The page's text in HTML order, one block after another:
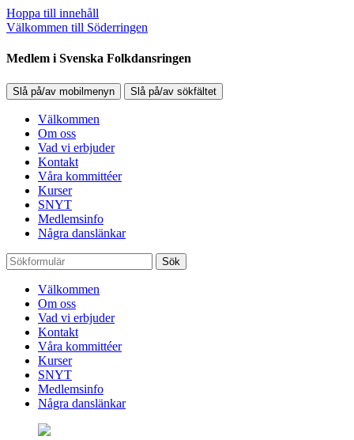
Hoppa till innehåll
Välkommen till Söderringen
Medlem i Svenska Folkdansringen
Slå på/av mobilmenyn Slå på/av sökfältet
Välkommen
Om oss
Vad vi erbjuder
Kontakt
Våra kommittéer
Kurser
SNYT
Medlemsinfo
Några danslänkar
Sök
Välkommen
Om oss
Vad vi erbjuder
Kontakt
Våra kommittéer
Kurser
SNYT
Medlemsinfo
Några danslänkar